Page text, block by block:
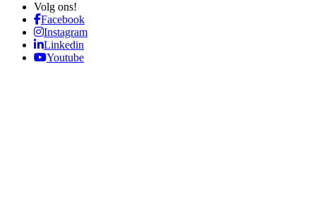
Volg ons!
Facebook
Instagram
Linkedin
Youtube